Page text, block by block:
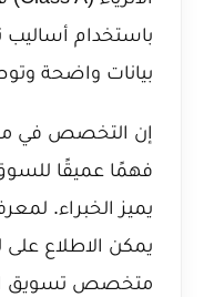
باستخدام
بيانات واضحة
إن التخصص في
فهمًا عميقًا للسوق
يميز الخبراء.
يمكن الاطلاع على
متخصص تسويق